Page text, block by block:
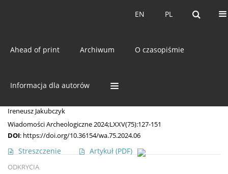
PL
EN PL
EN
Ahead of print Archiwum O czasopiśmie
Informacja dla autorów
AutorIreneusz Jakubczyk
MISCELLANEA
Ireneusz Jakubczyk
Wiadomości Archeologiczne 2024;LXXV(75):127-151
DOI: https://doi.org/10.36154/wa.75.2024.06
Streszczenie Artykuł (PDF)
ODKRYCIA